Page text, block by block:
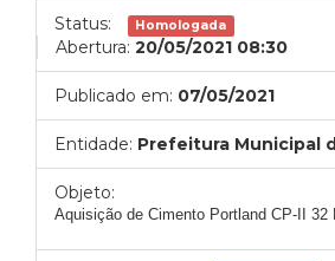
Status: Homologada
Abertura: 20/05/2021 08:30
Publicado em: 07/05/2021
Entidade: Prefeitura Municipal
Objeto:
Aquisição de Cimento Portland CP-II 32